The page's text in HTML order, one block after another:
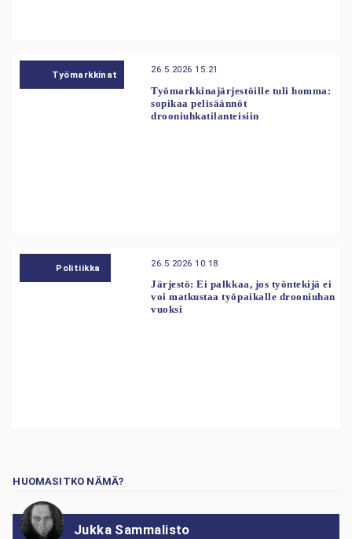
Työmarkkinat 26.5.2026 15:21
Työmarkkinajärjestöille tuli homma:
sopikaa pelisäännöt
drooniuhkatilanteisiin
Politiikka 26.5.2026 10:18
Järjestö: Ei palkkaa, jos työntekijä ei
voi matkustaa työpaikalle drooniuhan
vuoksi
HUOMASITKO NÄMÄ?
Jukka Sammalisto